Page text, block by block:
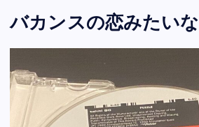
バカンスの恋みたいな